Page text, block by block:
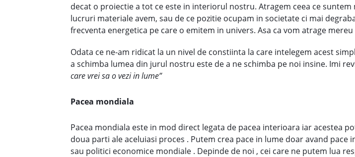
decat o proiectie a tot ce este in interiorul nostru. Atragem ceea ce
lucruri materiale avem, sau de ce pozitie ocupam in societate ci mai
frecventa energetica pe care o emitem in univers. Asa ca vom atrage
Odata ce ne-am ridicat la un nivel de constiinta la care intelegem acest
a schimba lumea din jurul nostru este de a ne schimba pe noi insine. Imi
care vrei sa o vezi in lume”
Pacea mondiala
Pacea mondiala este in mod direct legata de pacea interioara iar acestea
doua parti ale aceluiasi proces . Putem crea pace in lume doar avand
sau politici economice mondiale . Depinde de noi , cei care ne putem lua